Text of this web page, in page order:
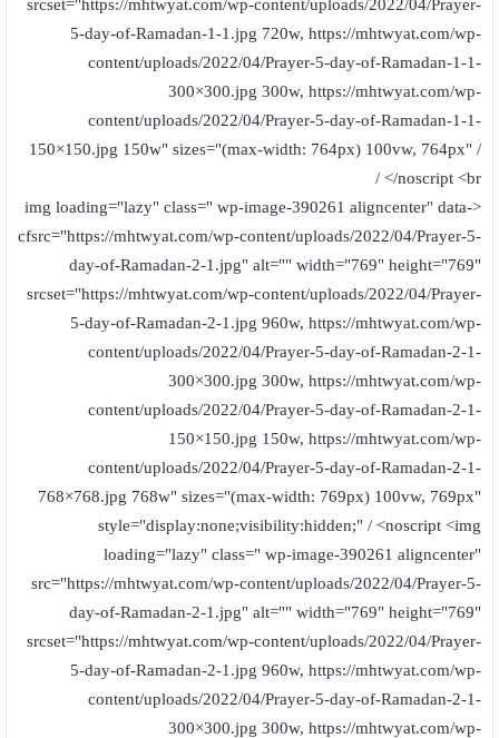
srcset="https://mhtwyat.com/wp-content/uploads/2022/04/Prayer-
5-day-of-Ramadan-1-1.jpg 720w, https://mhtwyat.com/wp-
content/uploads/2022/04/Prayer-5-day-of-Ramadan-1-1-
300×300.jpg 300w, https://mhtwyat.com/wp-
content/uploads/2022/04/Prayer-5-day-of-Ramadan-1-1-
150×150.jpg 150w" sizes="(max-width: 764px) 100vw, 764px" /
</noscript <br /
<img loading="lazy" class=" wp-image-390261 aligncenter" data-
cfsrc="https://mhtwyat.com/wp-content/uploads/2022/04/Prayer-5-
day-of-Ramadan-2-1.jpg" alt="" width="769" height="769"
srcset="https://mhtwyat.com/wp-content/uploads/2022/04/Prayer-
5-day-of-Ramadan-2-1.jpg 960w, https://mhtwyat.com/wp-
content/uploads/2022/04/Prayer-5-day-of-Ramadan-2-1-
300×300.jpg 300w, https://mhtwyat.com/wp-
content/uploads/2022/04/Prayer-5-day-of-Ramadan-2-1-
150×150.jpg 150w, https://mhtwyat.com/wp-
content/uploads/2022/04/Prayer-5-day-of-Ramadan-2-1-
768×768.jpg 768w" sizes="(max-width: 769px) 100vw, 769px"
style="display:none;visibility:hidden;" / <noscript <img
loading="lazy" class=" wp-image-390261 aligncenter"
src="https://mhtwyat.com/wp-content/uploads/2022/04/Prayer-5-
day-of-Ramadan-2-1.jpg" alt="" width="769" height="769"
srcset="https://mhtwyat.com/wp-content/uploads/2022/04/Prayer-
5-day-of-Ramadan-2-1.jpg 960w, https://mhtwyat.com/wp-
content/uploads/2022/04/Prayer-5-day-of-Ramadan-2-1-
300×300.jpg 300w, https://mhtwyat.com/wp-